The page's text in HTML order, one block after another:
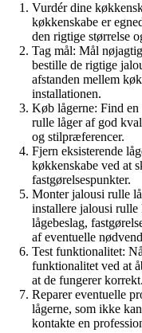
Vurdér dine
køkkenskabe er
den rigtige størrelse
Tag mål: Mål
bestille de rigtige
afstanden mellem
installationen.
Køb lågerne: Find
rulle låger af god
og stilpræferencer.
Fjern eksisterende
køkkenskabe ved at
fastgørelsespunkter.
Monter jalousi rulle
installere jalousi rulle
lågebeslag,
af eventuelle
Test funktionalitet:
funktionalitet ved at
at de fungerer korrekt.
Reparer eventuelle
lågerne, som ikke
kontakte en